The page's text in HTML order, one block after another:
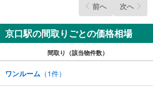
前へ 次へ
京口駅の間取りごとの価格相場
間取り（該当物件数）
ワンルーム （1件）